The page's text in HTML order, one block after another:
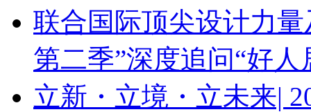
联合国际顶尖设计力
第二季”深度追问“好人
立新・立境・立未来|